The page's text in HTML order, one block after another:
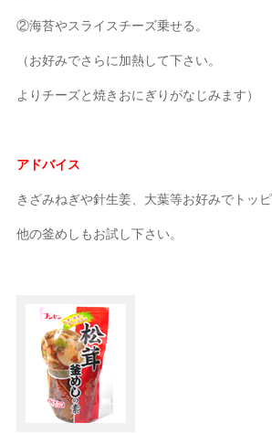
②海苔やスライスチーズ乗せる。
（お好みでさらに加熱して下さい。
よりチーズと焼きおにぎりがなじみます）
アドバイス
きざみねぎや針生姜、大葉等お好みでトッ
他の釜めしもお試し下さい。